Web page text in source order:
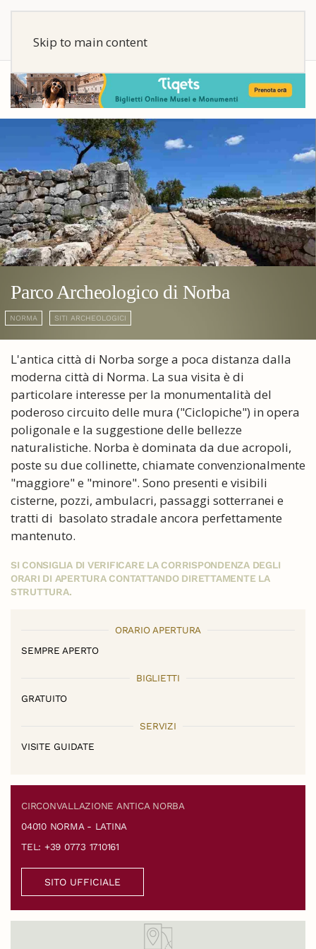
Skip to main content
Parco Archeologico di Norba
NORMA SITI ARCHEOLOGICI
L'antica città di Norba sorge a poca distanza dalla
moderna città di Norma. La sua visita è di
particolare interesse per la monumentalità del
poderoso circuito delle mura ("Ciclopiche") in opera
poligonale e la suggestione delle bellezze
naturalistiche. Norba è dominata da due acropoli,
poste su due collinette, chiamate convenzionalmente
"maggiore" e "minore". Sono presenti e visibili
cisterne, pozzi, ambulacri, passaggi sotterranei e
tratti di basolato stradale ancora perfettamente
mantenuto.
SI CONSIGLIA DI VERIFICARE LA CORRISPONDENZA DEGLI
ORARI DI APERTURA CONTATTANDO DIRETTAMENTE LA
STRUTTURA.
ORARIO APERTURA
SEMPRE APERTO
BIGLIETTI
GRATUITO
SERVIZI
VISITE GUIDATE
CIRCONVALLAZIONE ANTICA NORBA
04010 NORMA - LATINA
TEL: +39 0773 1710161
SITO UFFICIALE